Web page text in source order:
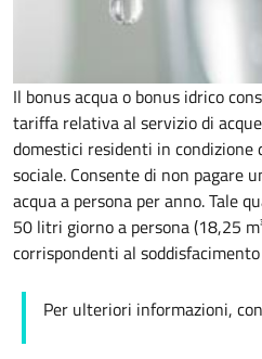
Il bonus acqua o bonus idrico
tariffa relativa al servizio di
domestici residenti in condizione
sociale. Consente di non pagare
acqua a persona per anno. Tale
50 litri giorno a persona (18,25
corrispondenti al
Per ulteriori informazioni,